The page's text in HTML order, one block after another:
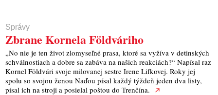
Správy
Zbrane Kornela Földváriho
„No nie je ten život zlomyseľné prasa, ktoré sa vyžíva v detinských
schválnostiach a dobre sa zabáva na našich reakciách?“ Napísal raz
Kornel Földvári svoje milovanej sestre Irene Lifkovej. Roky jej
spolu so svojou ženou Naďou písal každý týždeň jeden dva listy,
písal ich na stroji a posielal poštou do Trenčína.